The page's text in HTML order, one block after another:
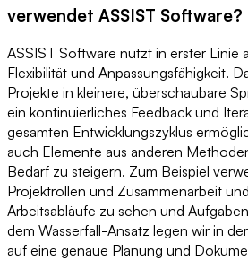
verwendet ASSIST Software?
ASSIST Software nutzt in erster Linie
Flexibilität und Anpassungsfähigkeit.
Projekte in kleinere, überschaubare
ein kontinuierliches Feedback und
gesamten Entwicklungszyklus
auch Elemente aus anderen
Bedarf zu steigern. Zum Beispiel
Projektrollen und Zusammenarbeit
Arbeitsabläufe zu sehen und
dem Wasserfall-Ansatz legen wir in
auf eine genaue Planung und